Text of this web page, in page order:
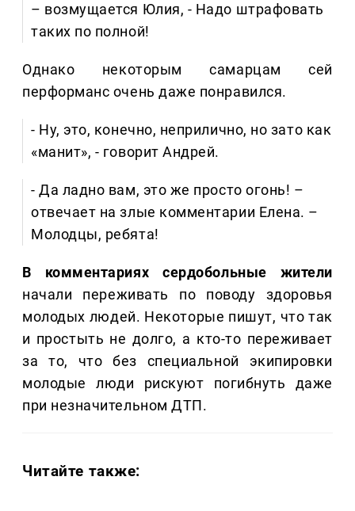
– возмущается Юлия, - Надо штрафовать
таких по полной!
Однако некоторым самарцам сей
перформанс очень даже понравился.
- Ну, это, конечно, неприлично, но зато как
«манит», - говорит Андрей.
- Да ладно вам, это же просто огонь! –
отвечает на злые комментарии Елена. –
Молодцы, ребята!
В комментариях сердобольные жители
начали переживать по поводу здоровья
молодых людей. Некоторые пишут, что так
и простыть не долго, а кто-то переживает
за то, что без специальной экипировки
молодые люди рискуют погибнуть даже
при незначительном ДТП.
Читайте также: